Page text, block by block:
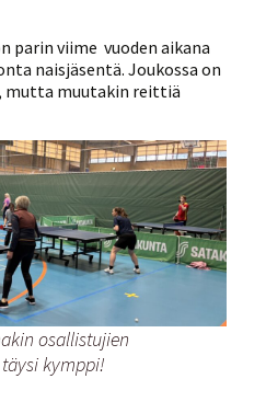
parin viime vuoden aikana
naisjäsentä. Joukossa on
mutta muutakin reittiä
osallistujien
kymppi!